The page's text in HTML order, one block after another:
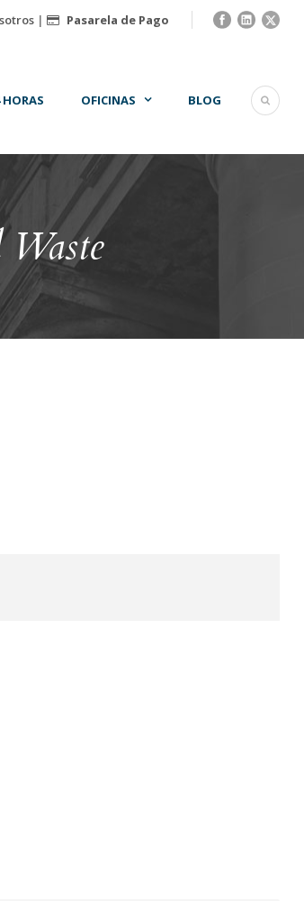
| Pasarela de Pago
OFICINAS BLOG